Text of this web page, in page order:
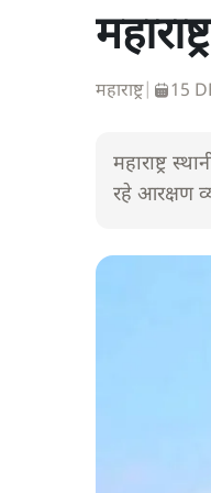
महाराष्ट्र| 15
महाराष्ट्र
रहे आरक्षण